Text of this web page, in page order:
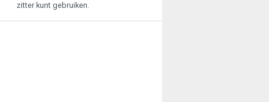
zitter kunt gebruiken.